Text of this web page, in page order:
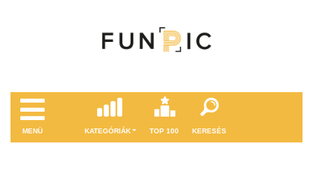
MENÜ KATEGÓRIÁK TOP 100 KERESÉS